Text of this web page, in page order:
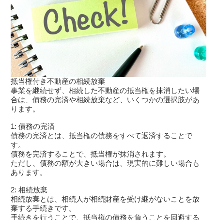
抵当権付き不動産の相続放棄
事業を継続せず、相続した不動産の抵当権を抹消したい場
合は、債務の完済や相続放棄など、いくつかの選択肢があ
ります。
1: 債務の完済
債務の完済とは、抵当権の債務をすべて返済することで
す。
債務を完済することで、抵当権が抹消されます。
ただし、債務の額が大きい場合は、現実的に難しい場合も
あります。
2: 相続放棄
相続放棄とは、相続人が相続財産を受け継がないことを放
棄する手続きです。
手続きを行うことで、抵当権の債務を負うことを回避する